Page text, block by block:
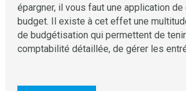
épargner, il vous faut une application
budget. Il existe à cet effet une
de budgétisation qui permettent de
comptabilité détaillée, de gérer les